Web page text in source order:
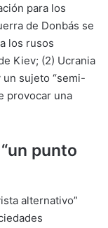
para los
de Donbás se
los rusos
Kiev; (2) Ucrania
un sujeto “semi-
provocar una
punto
alternativo”